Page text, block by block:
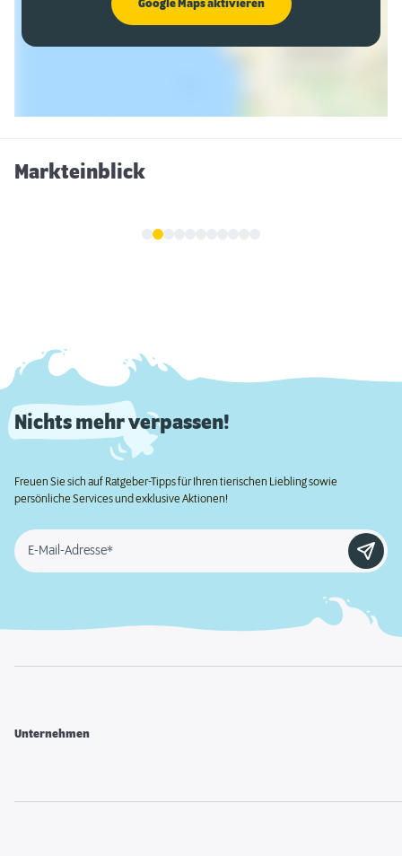
Google Maps aktivieren
Markteinblick
Nichts mehr verpassen!
Freuen Sie sich auf Ratgeber-Tipps für Ihren tierischen Liebling sowie
persönliche Services und exklusive Aktionen!
E-Mail-Adresse*
Unternehmen